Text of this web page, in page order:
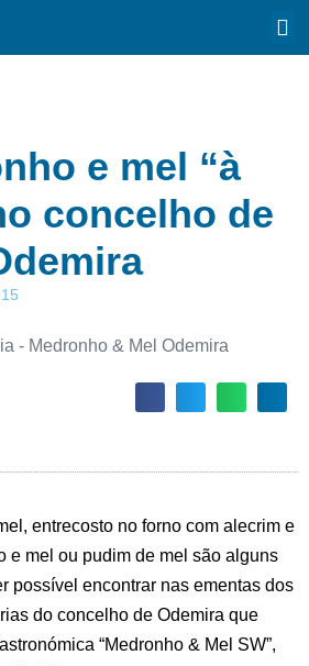
e mel “à
concelho de
entrecosto no forno com alecrim e
e mel ou pudim de mel são alguns
possível encontrar nas ementas dos
do concelho de Odemira que
“Medronho & Mel SW”,